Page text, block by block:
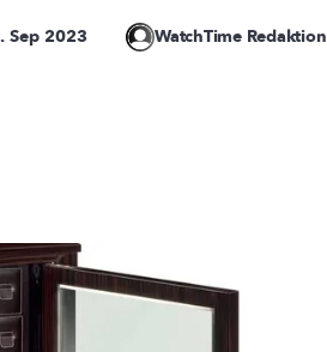
Sep 2023 WatchTime Redaktion